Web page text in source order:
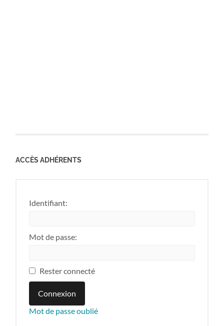
ACCÈS ADHÉRENTS
Identifiant:
Mot de passe:
Rester connecté
Connexion
Mot de passe oublié